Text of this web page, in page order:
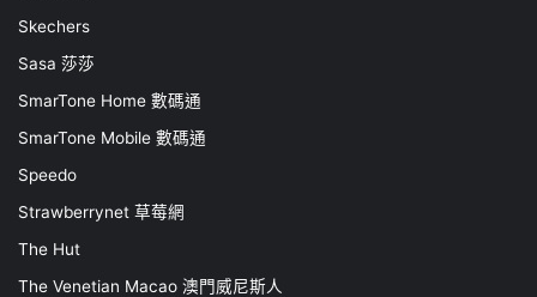
Skechers
Sasa 莎莎
SmarTone Home 數碼通
SmarTone Mobile 數碼通
Speedo
Strawberrynet 草莓網
The Hut
The Venetian Macao 澳門威尼斯人